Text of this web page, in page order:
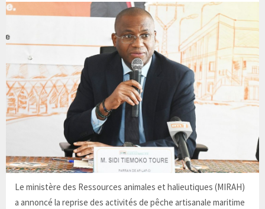
Le ministère des Ressources animales et halieutiques (MIRAH)
a annoncé la reprise des activités de pêche artisanale maritime